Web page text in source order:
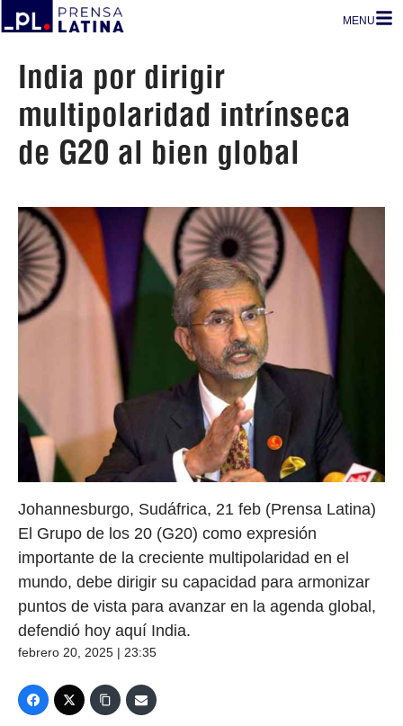
MENU
India por dirigir
multipolaridad intrínseca
de G20 al bien global
Johannesburgo, Sudáfrica, 21 feb (Prensa Latina)
El Grupo de los 20 (G20) como expresión
importante de la creciente multipolaridad en el
mundo, debe dirigir su capacidad para armonizar
puntos de vista para avanzar en la agenda global,
defendió hoy aquí India.
febrero 20, 2025 | 23:35